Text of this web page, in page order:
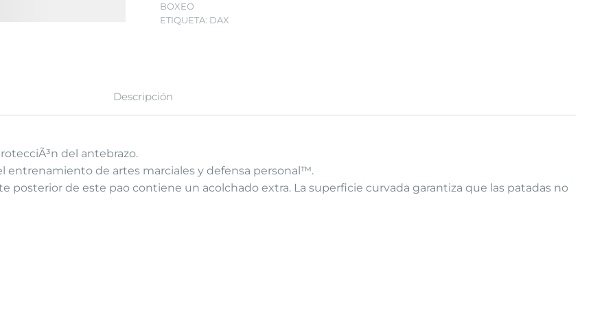
BOXEO
ETIQUETA: DAX
Descripción
del antebrazo.
entrenamiento de artes marciales y defensa personal™.
posterior de este pao contiene un acolchado extra. La superficie curvada garantiza que las patadas no